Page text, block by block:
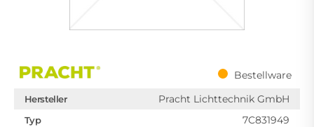
Bestellware
Hersteller Pracht Lichttechnik GmbH
Typ 7C831949